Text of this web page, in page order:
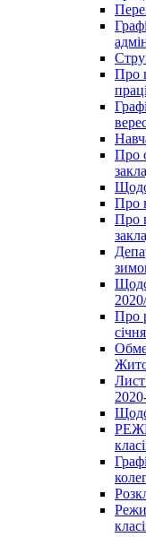
Про
Про
Щодо
Про
Про
Щодо
Про